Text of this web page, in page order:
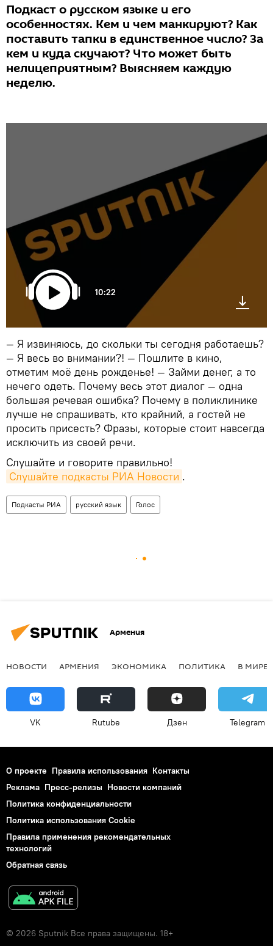
Подкаст о русском языке и его
особенностях. Кем и чем манкируют? Как
поставить тапки в единственное число? За
кем и куда скучают? Что может быть
нелицеприятным? Выясняем каждую
неделю.
10:22
— Я извиняюсь, до скольки ты сегодня работаешь?
— Я весь во внимании?! — Пошлите в кино,
отметим моё день рожденье! — Займи денег, а то
нечего одеть. Почему весь этот диалог — одна
большая речевая ошибка? Почему в поликлинике
лучше не спрашивать, кто крайний, а гостей не
просить присесть? Фразы, которые стоит навсегда
исключить из своей речи.
Слушайте и говорите правильно!
Слушайте подкасты РИА Новости .
Подкасты РИА русский язык Голос
Армения
НОВОСТИ АРМЕНИЯ ЭКОНОМИКА ПОЛИТИКА В МИРЕ
VK Rutube Дзен Telegram
О проекте Правила использования Контакты
Реклама Пресс-релизы Новости компаний
Политика конфиденциальности
Политика использования Cookie
Правила применения рекомендательных
технологий
Обратная связь
© 2026 Sputnik Все права защищены. 18+